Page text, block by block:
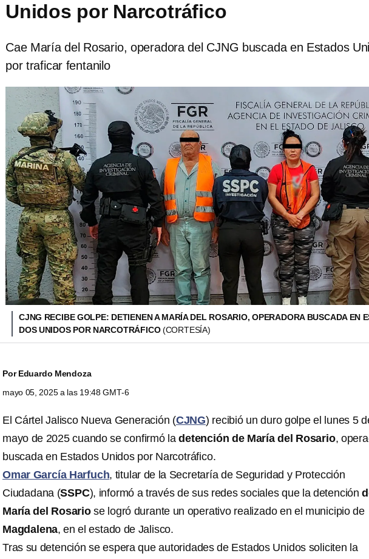
Unidos por Narcotráfico
Cae María del Rosario, operadora del CJNG buscada en Estados
por traficar fentanilo
CJNG RECIBE GOLPE: DETIENEN A MARÍA DEL ROSARIO, OPERADORA BUSCADA EN
DOS UNIDOS POR NARCOTRÁFICO(CORTESÍA)
PorEduardo Mendoza
mayo 05, 2025 a las 19:48 GMT-6
El Cártel Jalisco Nueva Generación (CJNG) recibió un duro golpe el lunes 5
mayo de 2025 cuando se confirmó ladetención de María del Rosario,
buscada en Estados Unidos por Narcotráfico.
Omar García Harfuch, titular de la Secretaría de Seguridad y Protección
Ciudadana (SSPC), informó a través de sus redes sociales que la detención
María del Rosariose logró durante un operativo realizado en el municipio de
Magdalena, en el estado de Jalisco.
Tras su detención se espera que autoridades de Estados Unidos soliciten la